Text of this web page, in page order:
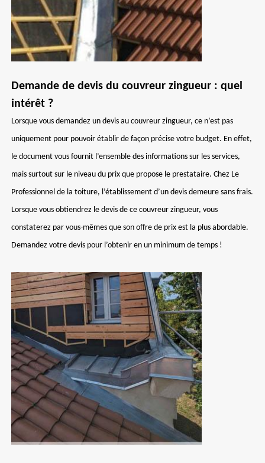
Demande de devis du couvreur zingueur : quel
intérêt ?
Lorsque vous demandez un devis au couvreur zingueur, ce n’est pas
uniquement pour pouvoir établir de façon précise votre budget. En effet,
le document vous fournit l’ensemble des informations sur les services,
mais surtout sur le niveau du prix que propose le prestataire. Chez Le
Professionnel de la toiture, l’établissement d’un devis demeure sans frais.
Lorsque vous obtiendrez le devis de ce couvreur zingueur, vous
constaterez par vous-mêmes que son offre de prix est la plus abordable.
Demandez votre devis pour l’obtenir en un minimum de temps !